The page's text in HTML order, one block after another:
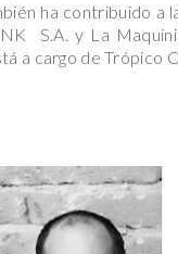
ha contribuido a
S.A. y La
a cargo de Trópico